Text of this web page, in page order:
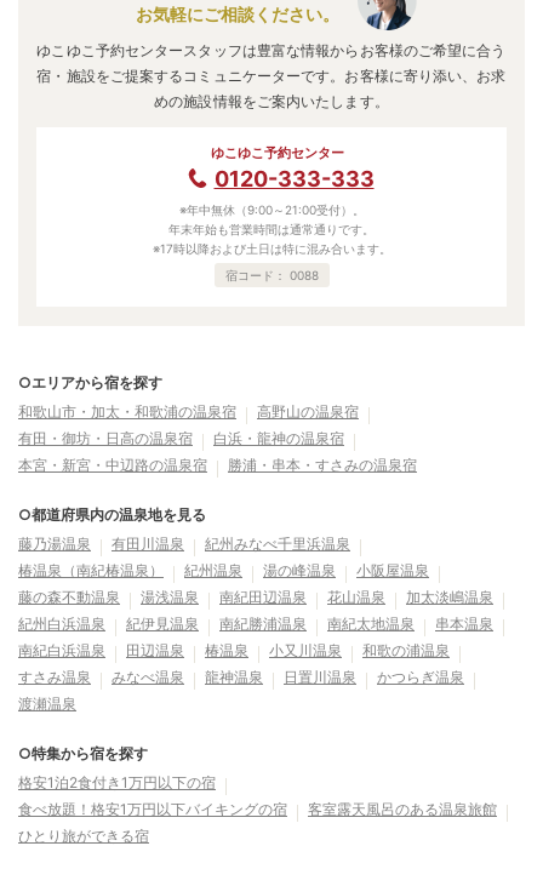
お気軽にご相談ください。
ゆこゆこ予約センタースタッフは豊富な情報からお客様のご希望に合う
宿・施設をご提案するコミュニケーターです。お客様に寄り添い、お求
めの施設情報をご案内いたします。
ゆこゆこ予約センター
0120-333-333
※年中無休（9:00～21:00受付）。
年末年始も営業時間は通常通りです。
※17時以降および土日は特に混み合います。
宿コード： 0088
○エリアから宿を探す
和歌山市・加太・和歌浦の温泉宿
高野山の温泉宿
有田・御坊・日高の温泉宿
白浜・龍神の温泉宿
本宮・新宮・中辺路の温泉宿
勝浦・串本・すさみの温泉宿
○都道府県内の温泉地を見る
藤乃湯温泉
有田川温泉
紀州みなべ千里浜温泉
椿温泉（南紀椿温泉）
紀州温泉 湯の峰温泉
小阪屋温泉
藤の森不動温泉
湯浅温泉 南紀田辺温泉 花山温泉
加太淡嶋温泉
紀州白浜温泉
紀伊見温泉 南紀勝浦温泉 南紀太地温泉
串本温泉
南紀白浜温泉
田辺温泉 椿温泉 小又川温泉
和歌の浦温泉
すさみ温泉
みなべ温泉 龍神温泉 日置川温泉
かつらぎ温泉
渡瀬温泉
○特集から宿を探す
格安1泊2食付き1万円以下の宿
食べ放題！格安1万円以下バイキングの宿
客室露天風呂のある温泉旅館
ひとり旅ができる宿